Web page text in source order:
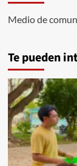
Medio de
Te pueden